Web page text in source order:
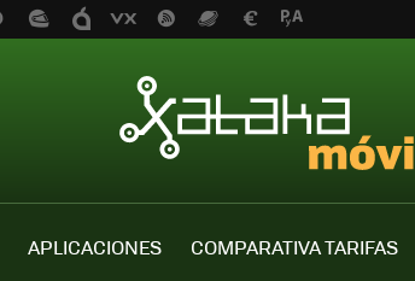
APLICACIONES COMPARATIVA TARIFAS